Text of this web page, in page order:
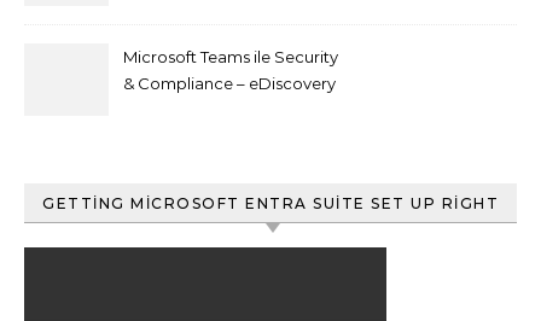
Microsoft Teams ile Security
& Compliance – eDiscovery
GETTING MICROSOFT ENTRA SUITE SET UP RIGHT